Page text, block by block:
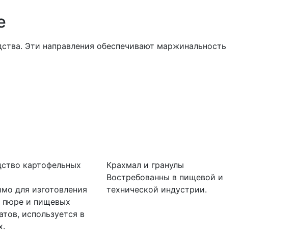
Эти направления обеспечивают маржинальность
картофельных
для изготовления
пюре и пищевых
используется в
Крахмал и гранулы
Востребованны в пищевой и
технической индустрии.